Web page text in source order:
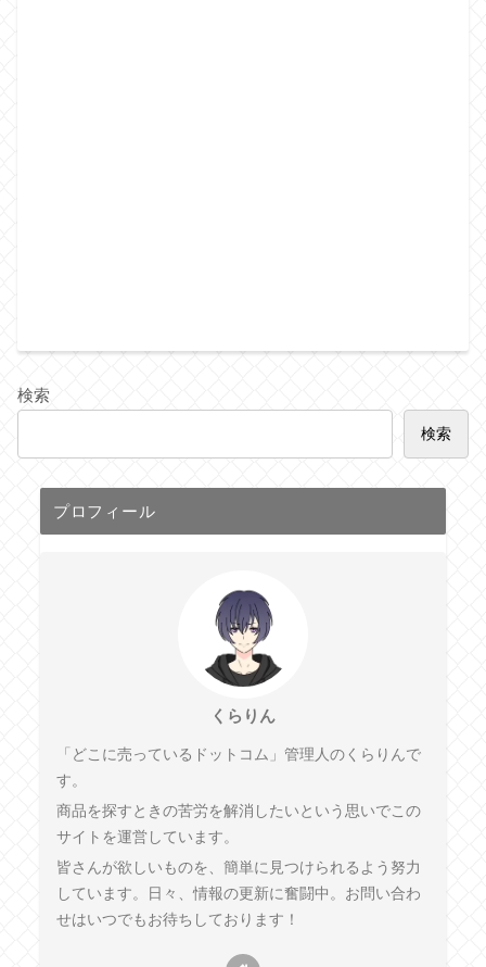
検索
検索
プロフィール
くらりん
「どこに売っているドットコム」管理人のくらりんで
す。
商品を探すときの苦労を解消したいという思いでこの
サイトを運営しています。
皆さんが欲しいものを、簡単に見つけられるよう努力
しています。日々、情報の更新に奮闘中。お問い合わ
せはいつでもお待ちしております！